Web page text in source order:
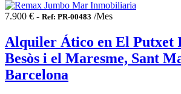
7.900 € - Ref: PR-00483 /Mes
Alquiler Ático en El Putxet
Besòs i el Maresme, Sant
Barcelona